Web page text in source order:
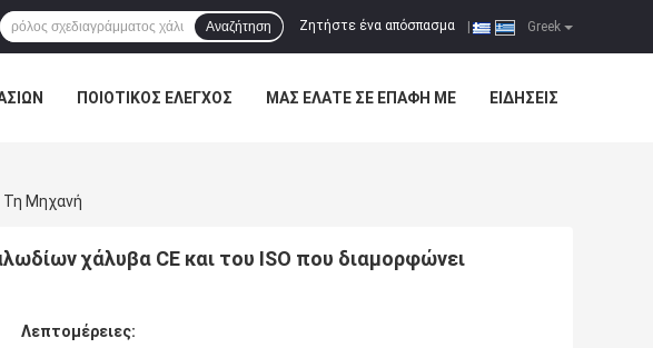
Greek
Ζητήστε ένα απόσπασμα
Αναζήτηση
ΠΟΙΟΤΙΚΌΣ ΈΛΕΓΧΟΣ ΜΑΣ ΕΛΆΤΕ ΣΕ ΕΠΑΦΉ ΜΕ ΕΙΔΉΣΕΙΣ
Τη Μηχανή
χάλυβα CE και του ISO που διαμορφώνει
Λεπτομέρειες: